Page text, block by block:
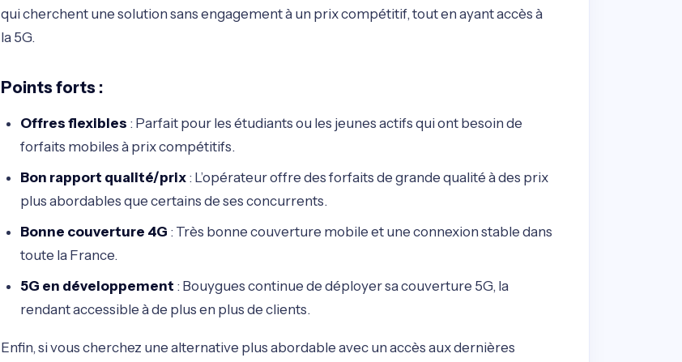
qui cherchent une solution sans engagement à un prix compétitif, tout en ayant accès à
la 5G.
Points forts :
Offres flexibles : Parfait pour les étudiants ou les jeunes actifs qui ont besoin de
forfaits mobiles à prix compétitifs.
Bon rapport qualité/prix : L’opérateur offre des forfaits de grande qualité à des prix
plus abordables que certains de ses concurrents.
Bonne couverture 4G : Très bonne couverture mobile et une connexion stable dans
toute la France.
5G en développement : Bouygues continue de déployer sa couverture 5G, la
rendant accessible à de plus en plus de clients.
Enfin, si vous cherchez une alternative plus abordable avec un accès aux dernières